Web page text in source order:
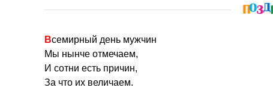
Всемирный день мужчин
Мы нынче отмечаем,
И сотни есть причин,
За что их величаем.